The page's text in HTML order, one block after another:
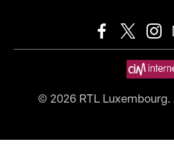
© 2026RTL Luxembourg.